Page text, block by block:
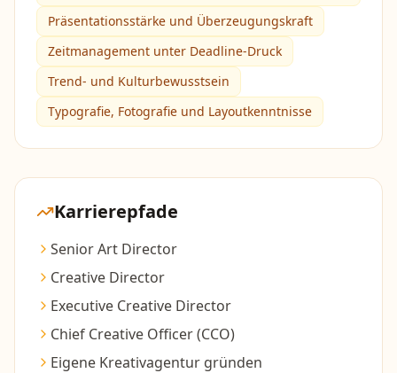
Präsentationsstärke und Überzeugungskraft
Zeitmanagement unter Deadline-Druck
Trend- und Kulturbewusstsein
Typografie, Fotografie und Layoutkenntnisse
Karrierepfade
Senior Art Director
Creative Director
Executive Creative Director
Chief Creative Officer (CCO)
Eigene Kreativagentur gründen